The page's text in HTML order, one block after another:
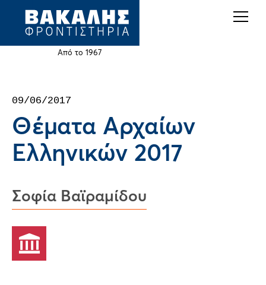
Jump
Από το 1967
top
09/06/2017
Θέματα Αρχαίων
Ελληνικών 2017
Σοφία Βαϊραμίδου